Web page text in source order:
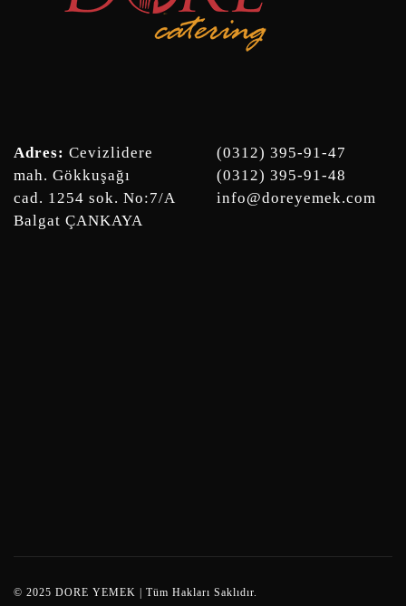
Adres: Cevizlidere
mah. Gökkuşağı
cad. 1254 sok. No:7/A
Balgat ÇANKAYA
(0312) 395-91-47
(0312) 395-91-48
info@doreyemek.com
© 2025 DORE YEMEK | Tüm Hakları Saklıdır.